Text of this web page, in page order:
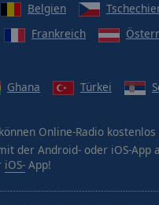
Belgien
Frankreich
Ghana Türkei
Online-Radio
der Android- oder iOS-App
iOS- App!